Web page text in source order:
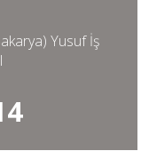
Yusuf İş